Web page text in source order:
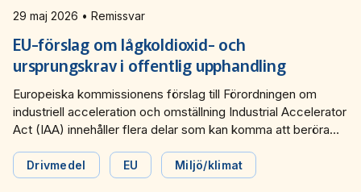
Tillgänglighets­nätverket 2024
Tillgänglighets­nätverket 2023
Tillgänglighets­nätverket 2022
Trafikutvecklar­nätverket 2025
Trafikutvecklar­nätverket 2024
Trafikutvecklar­nätverket 2023
Trafikutvecklar­nätverket 2022
Trygghets­nätverket 2026
Trygghets­nätverket 2025
Trygghets­nätverket 2024
Trygghets­nätverket 2023
29 maj 2026 • Remissvar
EU-förslag om lågkoldioxid- och
ursprungskrav i offentlig upphandling
Europeiska kommissionens förslag till Förordningen om
industriell acceleration och omställning Industrial Accelerator
Act (IAA) innehåller flera delar som kan komma att beröra
ursprungskrav för produkter, material och elektriska fordon i
offentlig upphandling.
Drivmedel EU Miljö/klimat